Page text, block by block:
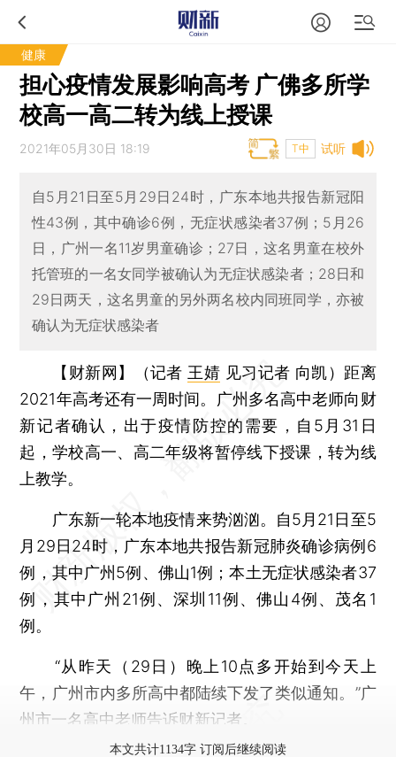
健康
担心疫情发展影响高考 广佛多所学
校高一高二转为线上授课
试听
2021年05月30日 18:19 T中
自5月21日至5月29日24时，广东本地共报告新冠阳
性43例，其中确诊6例，无症状感染者37例；5月26
日，广州一名11岁男童确诊；27日，这名男童在校外
托管班的一名女同学被确认为无症状感染者；28日和
29日两天，这名男童的另外两名校内同班同学，亦被
确认为无症状感染者
【财新网】（记者 王婧 见习记者 向凯） 距离
2021年高考还有一周时间。广州多名高中老师向财
新记者确认，出于疫情防控的需要，自5月31日
起，学校高一、高二年级将暂停线下授课，转为线
上教学。
广东新一轮本地疫情来势汹汹。自5月21日至5
月29日24时，广东本地共报告新冠肺炎确诊病例6
例，其中广州5例、佛山1例；本土无症状感染者37
例，其中广州21例、深圳11例、佛山4例、茂名1
例。
“从昨天（29日）晚上10点多开始到今天上
午，广州市内多所高中都陆续下发了类似通知。”广
州市一名高中老师告诉财新记者。
本文共计1134字 订阅后继续阅读